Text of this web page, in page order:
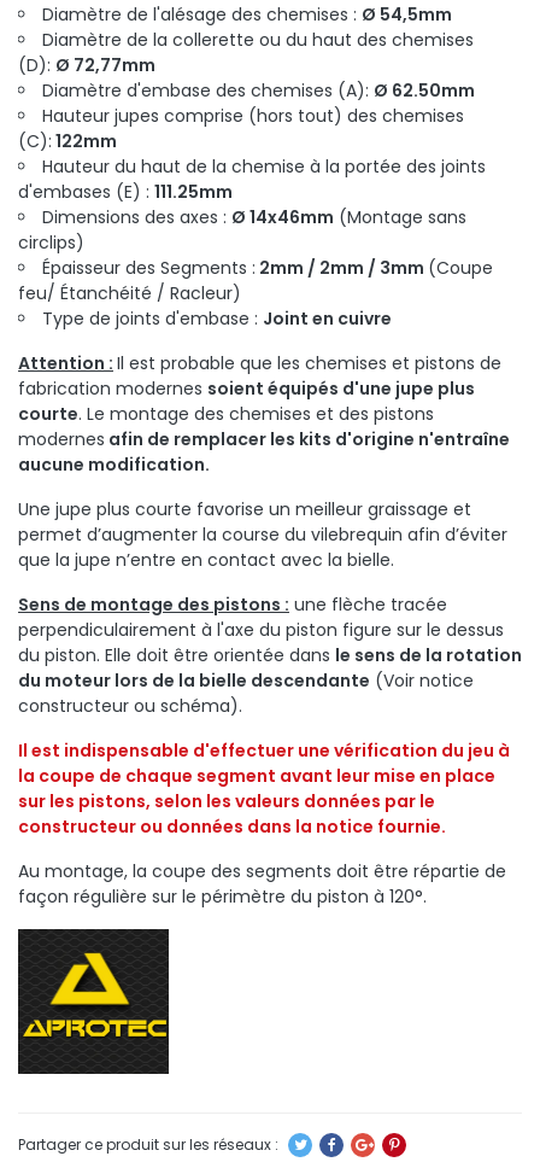
Diamètre de l'alésage des chemises : Ø 54,5mm
Diamètre de la collerette ou du haut des chemises
(D): Ø 72,77mm
Diamètre d'embase des chemises (A): Ø 62.50mm
Hauteur jupes comprise (hors tout) des chemises
(C): 122mm
Hauteur du haut de la chemise à la portée des joints
d'embases (E) : 111.25mm
Dimensions des axes : Ø 14x46mm (Montage sans
circlips)
Épaisseur des Segments : 2mm / 2mm / 3mm (Coupe
feu/ Étanchéité / Racleur)
Type de joints d'embase : Joint en cuivre
Attention : Il est probable que les chemises et pistons de
fabrication modernes soient équipés d'une jupe plus
courte. Le montage des chemises et des pistons
modernes afin de remplacer les kits d'origine n'entraîne
aucune modification.
Une jupe plus courte favorise un meilleur graissage et
permet d’augmenter la course du vilebrequin afin d’éviter
que la jupe n’entre en contact avec la bielle.
Sens de montage des pistons : une flèche tracée
perpendiculairement à l'axe du piston figure sur le dessus
du piston. Elle doit être orientée dans le sens de la rotation
du moteur lors de la bielle descendante (Voir notice
constructeur ou schéma).
Il est indispensable d'effectuer une vérification du jeu à
la coupe de chaque segment avant leur mise en place
sur les pistons, selon les valeurs données par le
constructeur ou données dans la notice fournie.
Au montage, la coupe des segments doit être répartie de
façon régulière sur le périmètre du piston à 120°.